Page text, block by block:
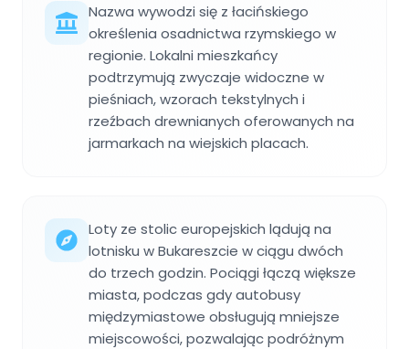
Nazwa wywodzi się z łacińskiego
określenia osadnictwa rzymskiego w
regionie. Lokalni mieszkańcy
podtrzymują zwyczaje widoczne w
pieśniach, wzorach tekstylnych i
rzeźbach drewnianych oferowanych na
jarmarkach na wiejskich placach.
Loty ze stolic europejskich lądują na
lotnisku w Bukareszcie w ciągu dwóch
do trzech godzin. Pociągi łączą większe
miasta, podczas gdy autobusy
międzymiastowe obsługują mniejsze
miejscowości, pozwalając podróżnym